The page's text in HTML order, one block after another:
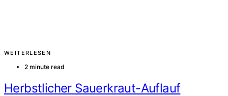
WEITERLESEN
2 minute read
Herbstlicher Sauerkraut-Auflauf